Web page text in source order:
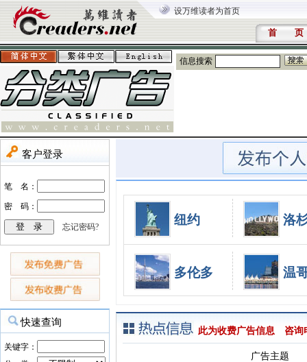
设万维读者为首页
首 页
信息搜索
纽约 洛
多伦多 温
此为收费广告信息 咨询
广告主题